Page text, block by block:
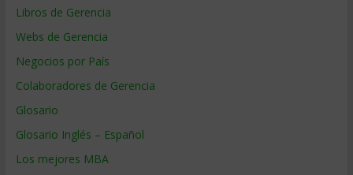
Libros de Gerencia
Webs de Gerencia
Negocios por País
Colaboradores de Gerencia
Glosario
Glosario Inglés – Español
Los mejores MBA